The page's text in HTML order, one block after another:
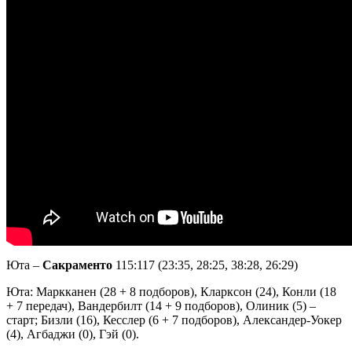
Юта – Сакраменто 115:117 (23:35, 28:25, 38:28, 26:29)
Юта: Маркканен (28 + 8 подборов), Кларксон (24), Конли (18
+ 7 передач), Вандербилт (14 + 9 подборов), Олиник (5) –
старт; Бизли (16), Кесслер (6 + 7 подборов), Александер-Уокер
(4), Агбаджи (0), Гэй (0).